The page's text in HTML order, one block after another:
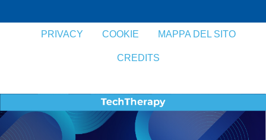
PRIVACY COOKIE MAPPA DEL SITO
CREDITS